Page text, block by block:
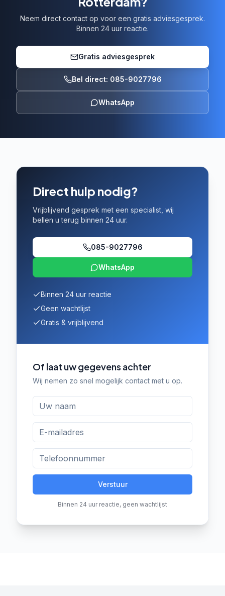
Neem direct contact op voor een gratis adviesgesprek.
Binnen 24 uur reactie.
Gratis adviesgesprek
Bel direct: 085-9027796
WhatsApp
Direct hulp nodig?
Vrijblijvend gesprek met een specialist, wij
bellen u terug binnen 24 uur.
085-9027796
WhatsApp
Binnen 24 uur reactie
Geen wachtlijst
Gratis & vrijblijvend
Of laat uw gegevens achter
Wij nemen zo snel mogelijk contact met u op.
Verstuur
Binnen 24 uur reactie, geen wachtlijst